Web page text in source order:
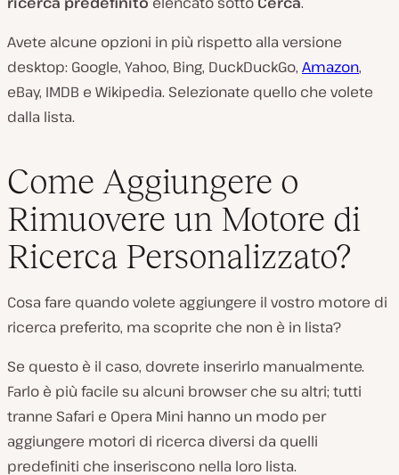
Avete alcune opzioni in più rispetto alla versione
desktop: Google, Yahoo, Bing, DuckDuckGo, Amazon,
eBay, IMDB e Wikipedia. Selezionate quello che volete
dalla lista.
Come Aggiungere o
Rimuovere un Motore di
Ricerca Personalizzato?
Cosa fare quando volete aggiungere il vostro motore di
ricerca preferito, ma scoprite che non è in lista?
Se questo è il caso, dovrete inserirlo manualmente.
Farlo è più facile su alcuni browser che su altri; tutti
tranne Safari e Opera Mini hanno un modo per
aggiungere motori di ricerca diversi da quelli
predefiniti che inseriscono nella loro lista.